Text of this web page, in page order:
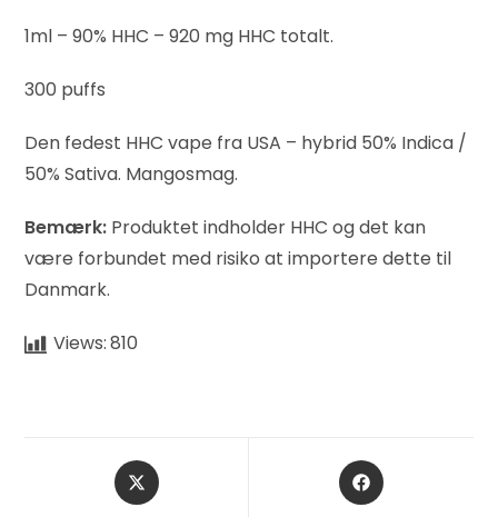
1ml – 90% HHC – 920 mg HHC totalt.
300 puffs
Den fedest HHC vape fra USA – hybrid 50% Indica /
50% Sativa. Mangosmag.
Bemærk: Produktet indholder HHC og det kan
være forbundet med risiko at importere dette til
Danmark.
Views:810